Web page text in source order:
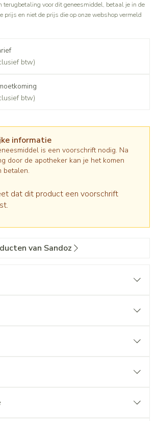
terugbetaling voor dit geneesmiddel, betaal je in de
prijs en niet de prijs die op onze webshop vermeld
btw)
btw)
informatie
is een voorschrift nodig. Na
door de apotheker kan je het komen
betalen.
dat dit product een voorschrift
van Sandoz